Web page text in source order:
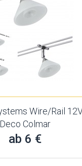
Wire/Rail
Deco Colmar
ab 6 €